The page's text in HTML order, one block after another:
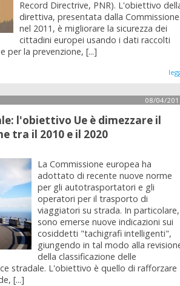
Record Directrive, PNR). L'obiettivo
direttiva, presentata dalla Commissione
nel 2011, è migliorare la sicurezza dei
cittadini europei usando i dati raccolti
per la prevenzione, [...]
08/04/
l'obiettivo Ue è dimezzare il
tra il 2010 e il 2020
La Commissione europea ha
adottato di recente nuove norme
per gli autotrasportatori e gli
operatori per il trasporto di
viaggiatori su strada. In particolare,
sono emerse nuove indicazioni sui
cosiddetti "tachigrafi intelligenti",
giungendo in tal modo alla
della classificazione delle
stradale. L'obiettivo è quello di rafforzare
[...]